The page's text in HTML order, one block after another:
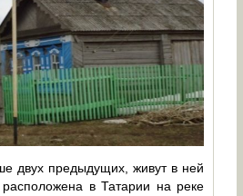
двух предыдущих, живут в ней
в Татарии на реке